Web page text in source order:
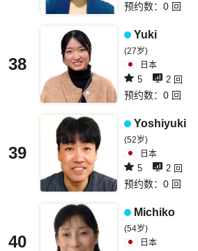
预约数：0 回
38
Yuki
(27岁)
日本
5 2 回
预约数：0 回
39
Yoshiyuki
(52岁)
日本
5 2 回
预约数：0 回
40
Michiko
(54岁)
日本